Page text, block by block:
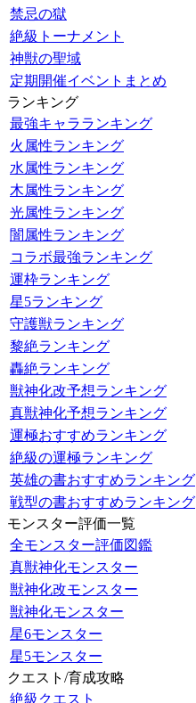
禁忌の獄
絶級トーナメント
神獣の聖域
定期開催イベントまとめ
ランキング
最強キャラランキング
火属性ランキング
水属性ランキング
木属性ランキング
光属性ランキング
闇属性ランキング
コラボ最強ランキング
運枠ランキング
星5ランキング
守護獣ランキング
黎絶ランキング
轟絶ランキング
獣神化改予想ランキング
真獣神化予想ランキング
運極おすすめランキング
絶級の運極ランキング
英雄の書おすすめランキング
戦型の書おすすめランキング
モンスター評価一覧
全モンスター評価図鑑
真獣神化モンスター
獣神化改モンスター
獣神化モンスター
星6モンスター
星5モンスター
クエスト/育成攻略
絶級クエスト